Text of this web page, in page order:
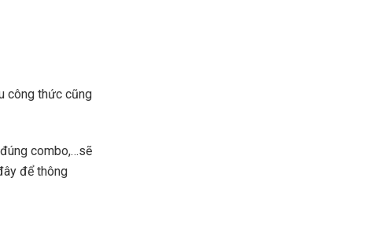
công thức cũng
combo,…sẽ
để thông